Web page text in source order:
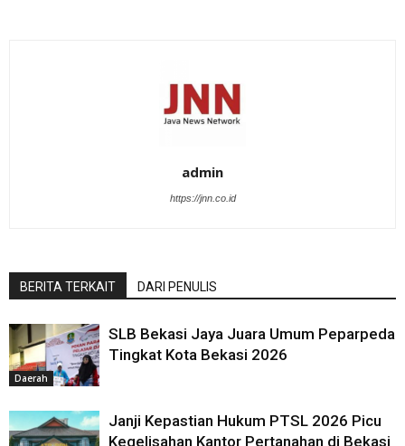
admin
https://jnn.co.id
BERITA TERKAIT DARI PENULIS
Daerah
SLB Bekasi Jaya Juara Umum Peparpeda
Tingkat Kota Bekasi 2026
Janji Kepastian Hukum PTSL 2026 Picu
Kegelisahan Kantor Pertanahan di Bekasi